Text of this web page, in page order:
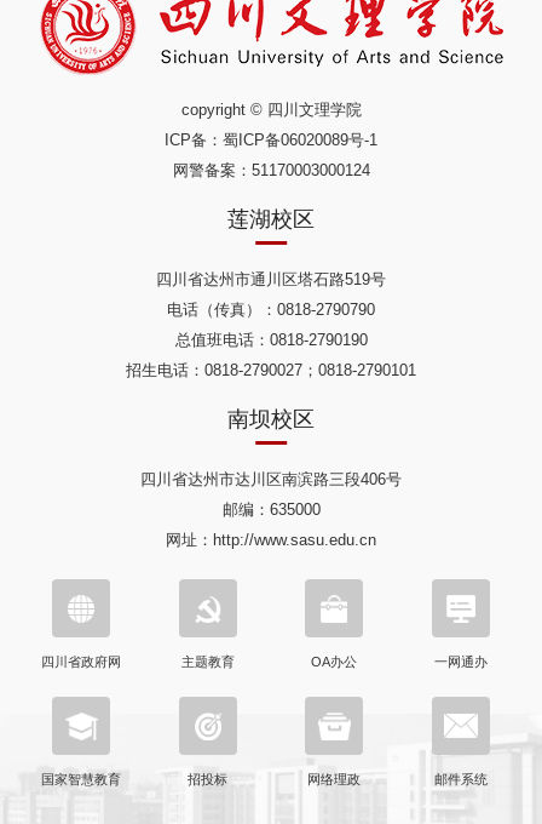
copyright © 四川文理学院
ICP备： 蜀ICP备06020089号-1
网警备案：51170003000124
莲湖校区
四川省达州市通川区塔石路519号
电话（传真）：0818-2790790
总值班电话：0818-2790190
招生电话：0818-2790027；0818-2790101
南坝校区
四川省达州市达川区南滨路三段406号
邮编：635000
网址：http://www.sasu.edu.cn
四川省政府网 主题教育 OA办公 一网通办
国家智慧教育 招投标 网络理政 邮件系统